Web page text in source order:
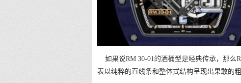
如果说RM 30-01的酒桶型是经典传承，那么
表以纯粹的直线条和整体式结构呈现出果敢的